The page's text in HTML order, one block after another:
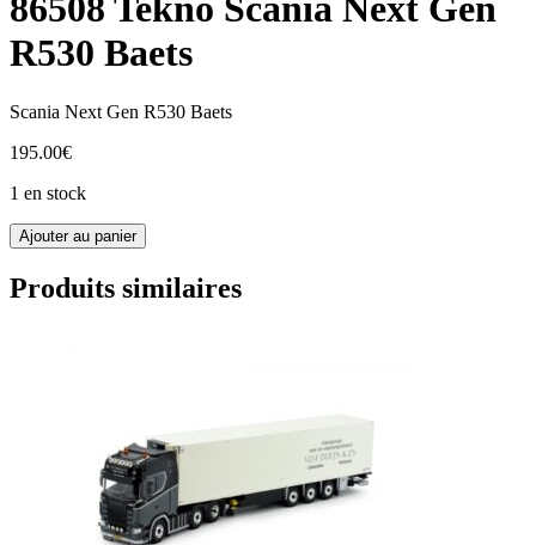
86508 Tekno Scania Next Gen
R530 Baets
Scania Next Gen R530 Baets
195.00€
1 en stock
quantité
de
86508
Tekno
Ajouter au panier
Produits similaires